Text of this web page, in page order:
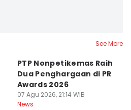
See More
PTP Nonpetikemas Raih
Dua Penghargaan di PR
Awards 2026
07 Agu 2026, 21:14 WIB
News